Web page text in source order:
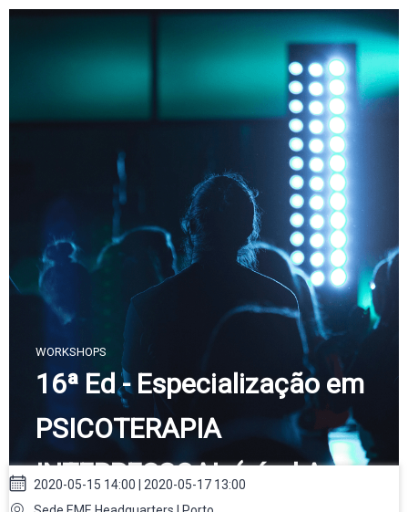
Skip
WORKSHOPS
16ª Ed - Especialização em
PSICOTERAPIA
INTERPESSOAL (nível A -
2020-05-15 14:00 | 2020-05-17 13:00